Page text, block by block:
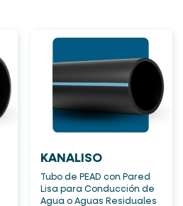
KANALISO
Tubo de PEAD con Pared
Lisa para Conducción de
Agua o Aguas Residuales